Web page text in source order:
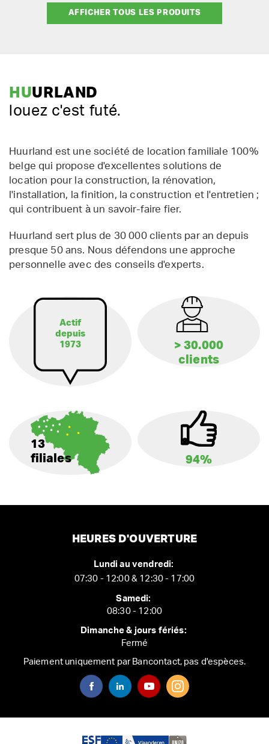
AFFICHER TOUS LES PRODUITS
HUURLAND
louez c'est futé.
Huurland est une société de location familiale 100%
belge qui propose d'excellentes solutions de
location pour la construction, la rénovation,
l'installation, la finition, la construction et l'entretien ;
qui contribuent à un savoir-faire fier.
Huurland sert plus de 30 000 clients par an depuis
presque 50 ans. Nous défendons une approche
personnelle avec des conseils d'experts.
Actif
depuis
1973
> 30.000
clients
13
filiales
94%
HEURES D'OUVERTURE
Lundi au vendredi:
07:30 - 12:00 & 12:30 - 17:00
Samedi:
08:30 - 12:00
Dimanche & jours fériés:
Fermé
Paiement uniquement par Bancontact, pas d'espèces.